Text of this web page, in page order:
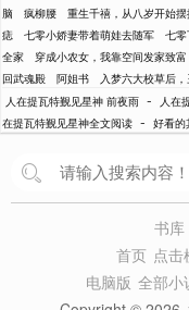
脑
疯柳腰 重生千禧，从八岁开始
痣
七零小娇妻带着萌娃去随军 七
全家
穿成小农女，我靠空间发家致富
回武魂殿
阿姐书 入梦六大校草后
人在提瓦特觐见星神 前夜雨 - 人在
在提瓦特觐见星神全文阅读 - 好看的
书库
首页 点击
电脑版 全部小